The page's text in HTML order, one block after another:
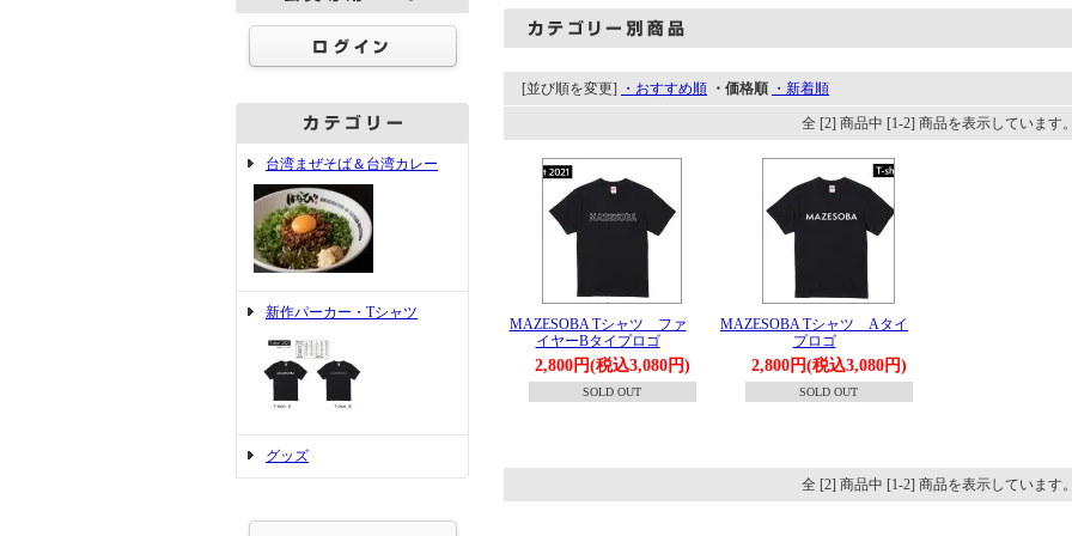
台湾まぜそば＆台湾カレー
新作パーカー・Tシャツ
グッズ
[並び順を変更] ・おすすめ順 ・価格順 ・新着順
全 [2] 商品中 [1-2] 商品を表示しています
MAZESOBA Tシャツ ファ
イヤーBタイプロゴ
2,800円(税込3,080円)
SOLD OUT
MAZESOBA Tシャツ Aタイ
プロゴ
2,800円(税込3,080円)
SOLD OUT
全 [2] 商品中 [1-2] 商品を表示しています